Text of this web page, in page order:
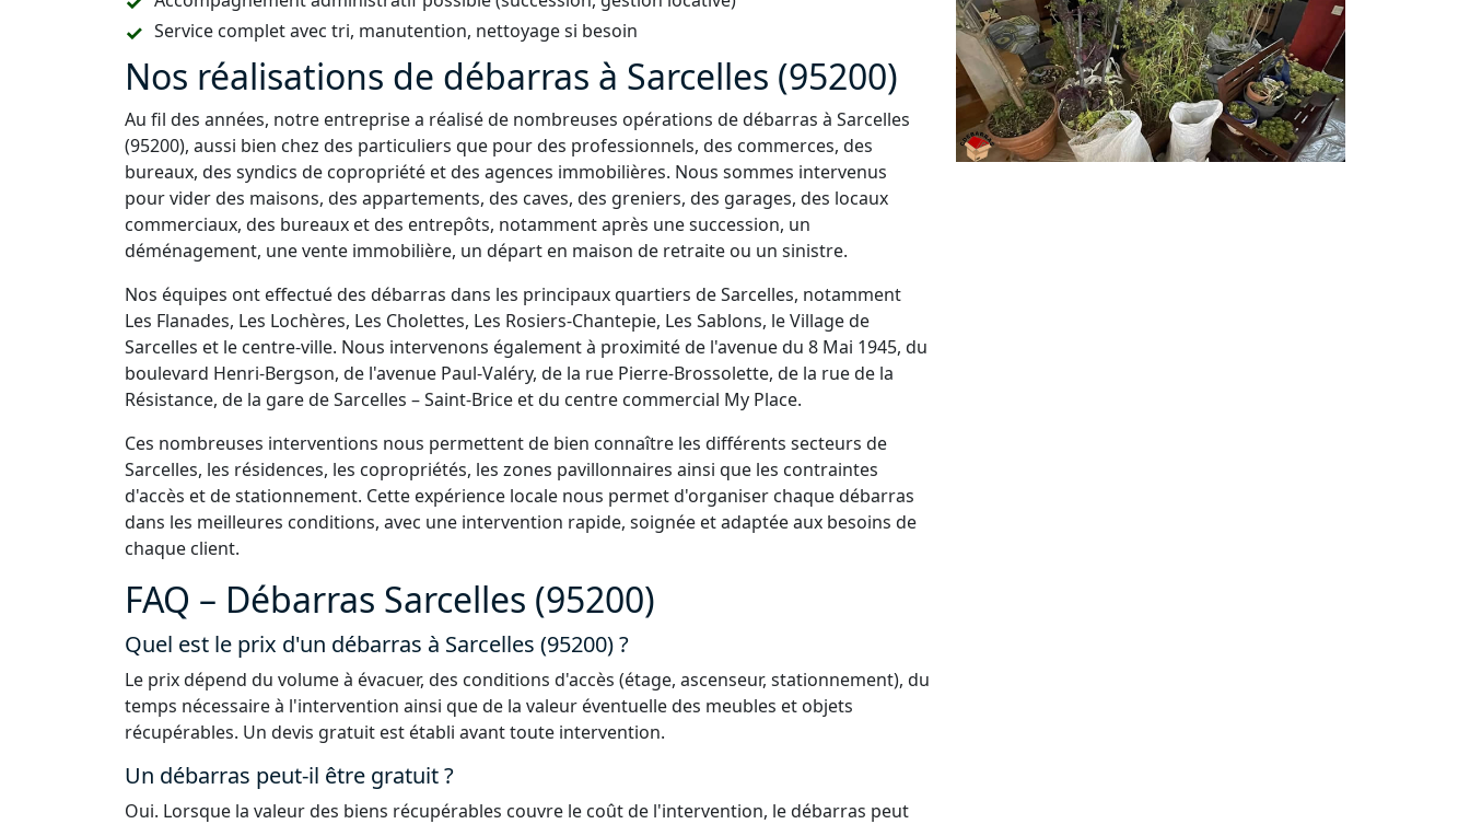
Service complet avec tri, manutention, nettoyage si besoin
Nos réalisations de débarras à Sarcelles (95200)
Au fil des années, notre entreprise a réalisé de nombreuses opérations de débarras à Sarcelles
(95200), aussi bien chez des particuliers que pour des professionnels, des commerces, des
bureaux, des syndics de copropriété et des agences immobilières. Nous sommes intervenus
pour vider des maisons, des appartements, des caves, des greniers, des garages, des locaux
commerciaux, des bureaux et des entrepôts, notamment après une succession, un
déménagement, une vente immobilière, un départ en maison de retraite ou un sinistre.
Nos équipes ont effectué des débarras dans les principaux quartiers de Sarcelles, notamment
Les Flanades, Les Lochères, Les Cholettes, Les Rosiers-Chantepie, Les Sablons, le Village de
Sarcelles et le centre-ville. Nous intervenons également à proximité de l'avenue du 8 Mai 1945, du
boulevard Henri-Bergson, de l'avenue Paul-Valéry, de la rue Pierre-Brossolette, de la rue de la
Résistance, de la gare de Sarcelles – Saint-Brice et du centre commercial My Place.
Ces nombreuses interventions nous permettent de bien connaître les différents secteurs de
Sarcelles, les résidences, les copropriétés, les zones pavillonnaires ainsi que les contraintes
d'accès et de stationnement. Cette expérience locale nous permet d'organiser chaque débarras
dans les meilleures conditions, avec une intervention rapide, soignée et adaptée aux besoins de
chaque client.
FAQ – Débarras Sarcelles (95200)
Quel est le prix d'un débarras à Sarcelles (95200) ?
Le prix dépend du volume à évacuer, des conditions d'accès (étage, ascenseur, stationnement), du
temps nécessaire à l'intervention ainsi que de la valeur éventuelle des meubles et objets
récupérables. Un devis gratuit est établi avant toute intervention.
Un débarras peut-il être gratuit ?
Oui. Lorsque la valeur des biens récupérables couvre le coût de l'intervention, le débarras peut